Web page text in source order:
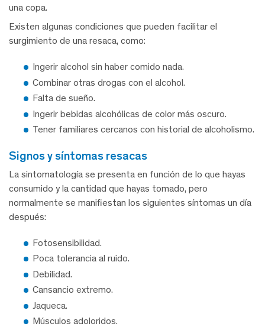
una copa.
Existen algunas condiciones que pueden facilitar el
surgimiento de una resaca, como:
Ingerir alcohol sin haber comido nada.
Combinar otras drogas con el alcohol.
Falta de sueño.
Ingerir bebidas alcohólicas de color más oscuro.
Tener familiares cercanos con historial de alcoholismo.
signos y síntomas resacas
La sintomatología se presenta en función de lo que hayas
consumido y la cantidad que hayas tomado, pero
normalmente se manifiestan los siguientes síntomas un día
después:
Fotosensibilidad.
Poca tolerancia al ruido.
Debilidad.
Cansancio extremo.
Jaqueca.
Músculos adoloridos.